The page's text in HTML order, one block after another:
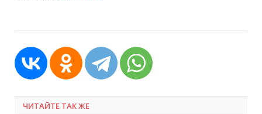
ЧИТАЙТЕ ТАК ЖЕ